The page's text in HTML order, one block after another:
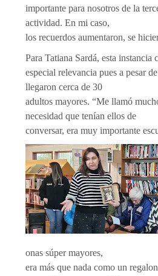
importante para nosotros de la
actividad. En mi caso,
los recuerdos aumentaron, se
Para Tatiana Sardá, esta instancia
especial relevancia pues a pesar
llegaron cerca de 30
adultos mayores. “Me llamó
necesidad que tenían ellos de
conversar, era muy importante
onas súper mayores,
era más que nada como un